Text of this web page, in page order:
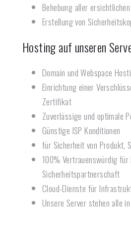
Behebung aller
Erstellung von
Hosting auf unseren
Domain und Webspace
Einrichtung einer
Zertifikat
Zuverlässige und optimale
Günstige ISP Konditionen
für Sicherheit von Produkt,
100% Vertrauenswürdig
Sicherheitspartnerschaft
Cloud-Dienste für
Unsere Server stehen alle